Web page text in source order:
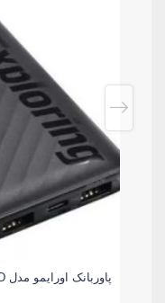
پاوربانک اورایمو مدل OPB-P118D ظرفیت 10000 میلی آمپر